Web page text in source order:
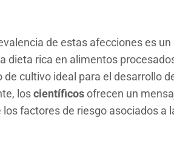
de estas afecciones es
dieta rica en alimentos
de cultivo ideal para el desarrollo
loscientíficosofrecen un
los factores de riesgo asociados a